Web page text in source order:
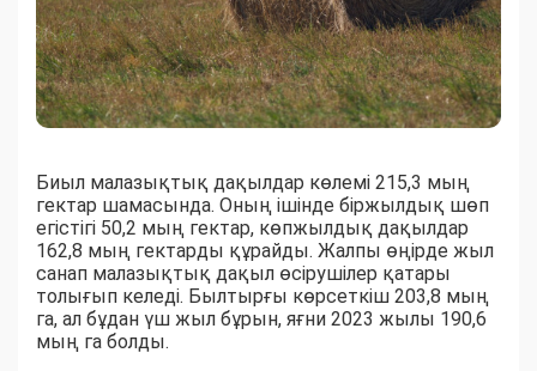
Биыл малазықтық дақылдар көлемі 215,3 мың
гектар шамасында. Оның ішінде біржылдық шөп
егістігі 50,2 мың гектар, көпжылдық дақылдар
162,8 мың гектарды құрайды. Жалпы өңірде жыл
санап малазықтық дақыл өсірушілер қатары
толығып келеді. Былтырғы көрсеткіш 203,8 мың
га, ал бұдан үш жыл бұрын, яғни 2023 жылы 190,6
мың га болды.